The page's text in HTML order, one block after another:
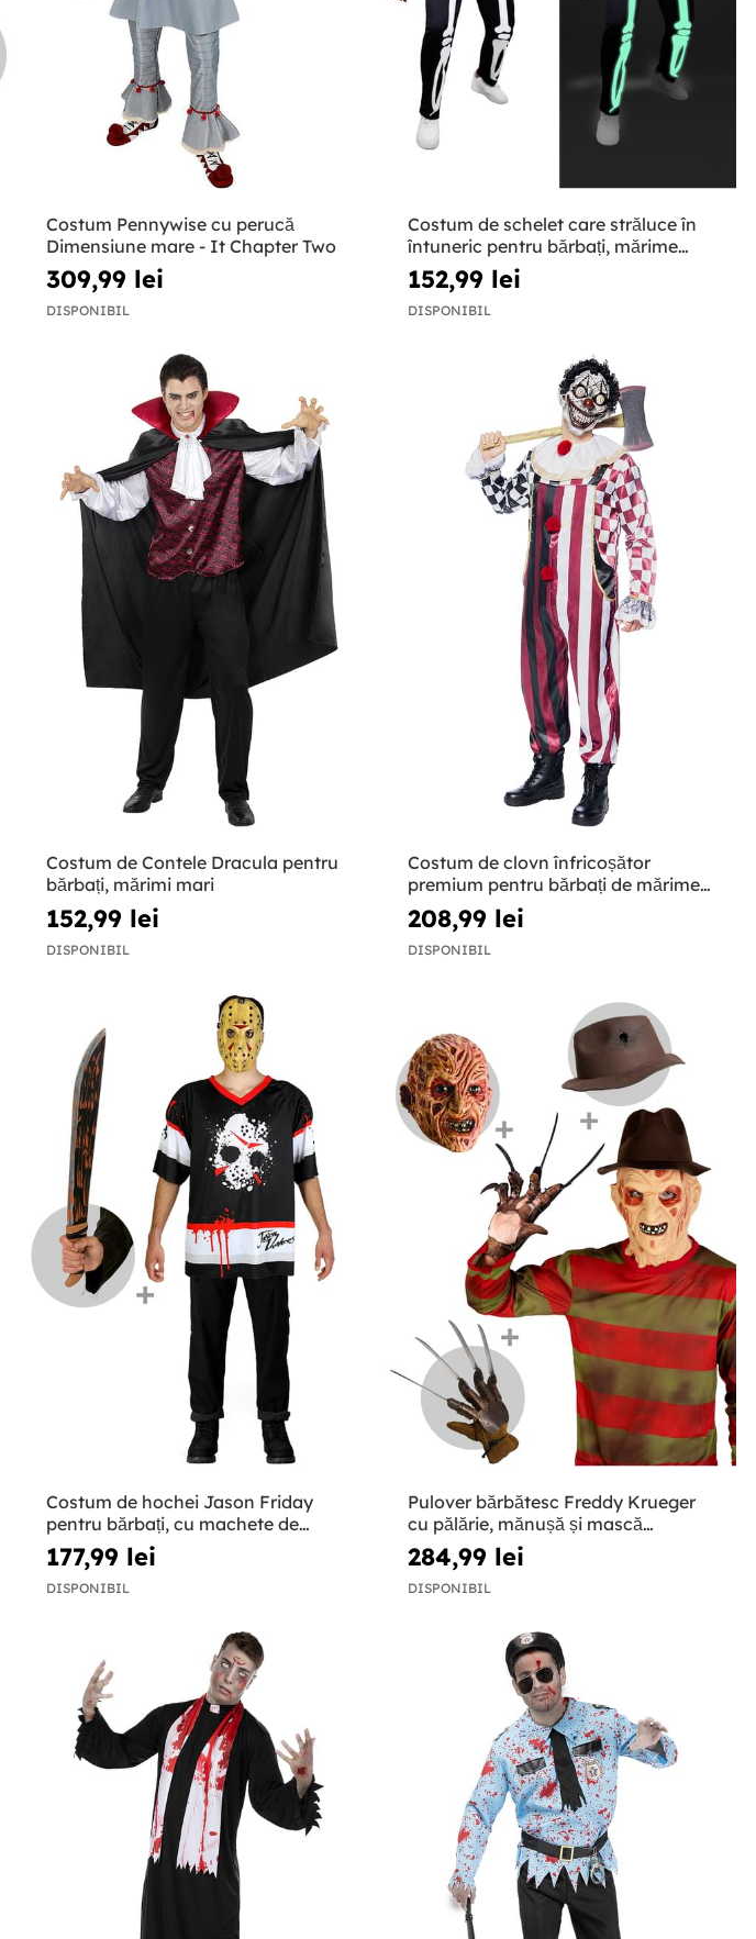
Costum Pennywise cu perucă
Dimensiune mare - It Chapter Two
309,99 lei
DISPONIBIL
Costum de schelet care străluce în
întuneric pentru bărbați, mărime
mare
152,99 lei
DISPONIBIL
Costum de Contele Dracula pentru
bărbați, mărimi mari
152,99 lei
DISPONIBIL
Costum de clovn înfricoșător
premium pentru bărbați de mărime
mare
208,99 lei
DISPONIBIL
Costum de hochei Jason Friday
pentru bărbați, cu machete de
dimensiune mare
177,99 lei
DISPONIBIL
Pulover bărbătesc Freddy Krueger
cu pălărie, mănușă și mască
dimensiune mare - Un coșmar pe
strada Elm
284,99 lei
DISPONIBIL